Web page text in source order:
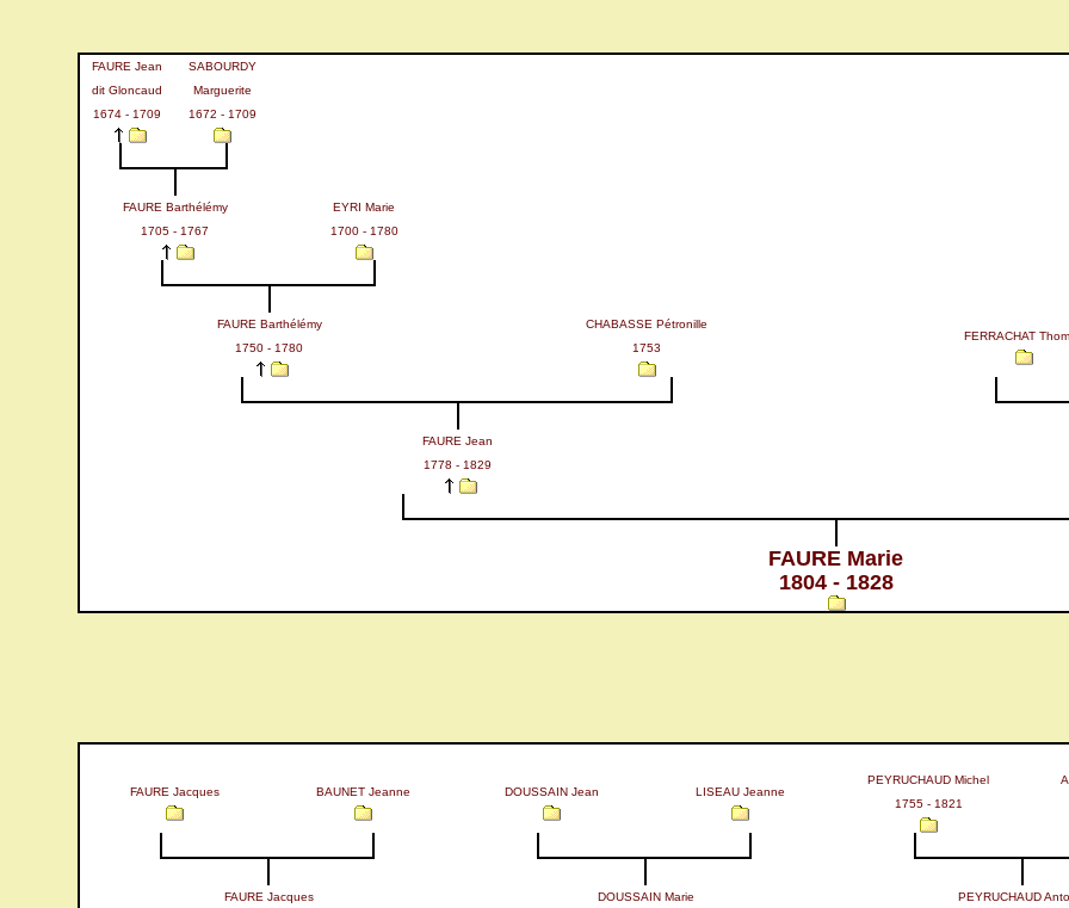
FAURE Jean
dit Gloncaud
1674 - 1709
SABOURDY
Marguerite
1672 - 1709
FAURE Barthélémy
1705 - 1767
EYRI Marie
1700 - 1780
FAURE Barthélémy
1750 - 1780
CHABASSE Pétronille
1753
FERRACHAT
FAURE Jean
1778 - 1829
FAURE Marie
1804 - 1828
FAURE Jacques BAUNET Jeanne DOUSSAIN Jean LISEAU Jeanne
PEYRUCHAUD Michel
1755 - 1821
FAURE Jacques
DOUSSAIN Marie
PEYRUCHAUD